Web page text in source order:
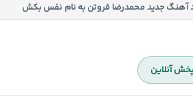
آهنگ جدید محمدرضا فروتن به نام نفس بکش
پخش آنلاین